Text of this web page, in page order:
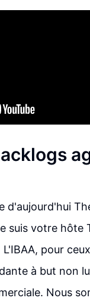
d'aujourd'hui
suis votre hôte
pour
à but non
Nous